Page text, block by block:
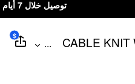
CABLE KNIT
NECKLINE
...
$